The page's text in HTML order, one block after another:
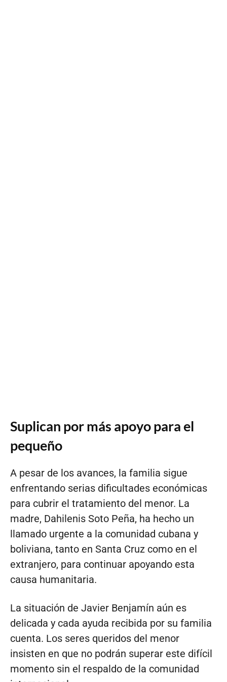
Suplican por más apoyo para el
pequeño
A pesar de los avances, la familia sigue
enfrentando serias dificultades económicas
para cubrir el tratamiento del menor. La
madre, Dahilenis Soto Peña, ha hecho un
llamado urgente a la comunidad cubana y
boliviana, tanto en Santa Cruz como en el
extranjero, para continuar apoyando esta
causa humanitaria.
La situación de Javier Benjamín aún es
delicada y cada ayuda recibida por su familia
cuenta. Los seres queridos del menor
insisten en que no podrán superar este difícil
momento sin el respaldo de la comunidad